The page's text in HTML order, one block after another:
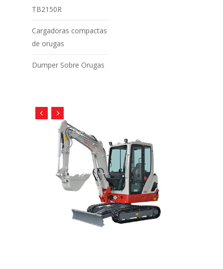
TB2150R
Cargadoras compactas
de orugas
Dumper Sobre Orugas